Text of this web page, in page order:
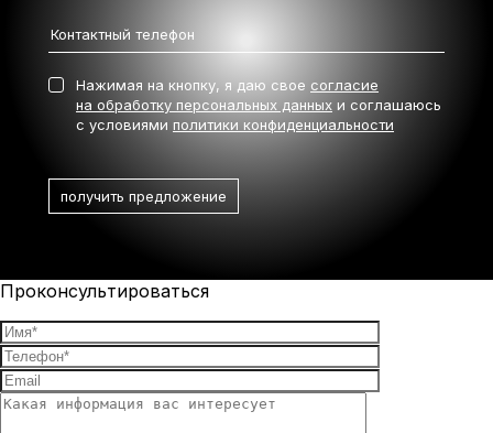
Нажимая на кнопку, я даю свое согласие
на обработку персональных данных и соглашаюсь
с условиями политики конфиденциальности
Проконсультироваться